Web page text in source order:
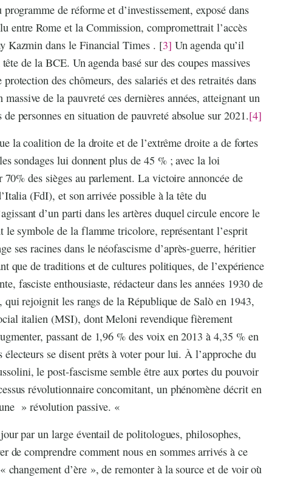
de réforme et d’investissement, exposé dans
entre Rome et la Commission, compromettrait l’accès
Kazmin dans le Financial Times . [3] Un agenda qu’il
de la BCE. Un agenda basé sur des coupes massives
des chômeurs, des salariés et des retraités dans
de la pauvreté ces dernières années, atteignant un
personnes en situation de pauvreté absolue sur 2021.[4]
la coalition de la droite et de l’extrême droite a de fortes
sondages lui donnent plus de 45 % ; avec la loi
des sièges au parlement. La victoire annoncée de
(FdI), et son arrivée possible à la tête du
d’un parti dans les artères duquel circule encore le
symbole de la flamme tricolore, représentant l’esprit
ses racines dans le néofascisme d’après-guerre, héritier
que de traditions et de cultures politiques, de l’expérience
fasciste enthousiaste, rédacteur dans les années 1930 de
rejoignit les rangs de la République de Salò en 1943,
italien (MSI), dont Meloni revendique fièrement
passant de 1,96 % des voix en 2013 à 4,35 % en
se disent prêts à voter pour lui. À l’approche du
le post-fascisme semble être aux portes du pouvoir
révolutionnaire concomitant, un phénomène décrit en
» révolution passive. «
par un large éventail de politologues, philosophes,
de comprendre comment nous en sommes arrivés à ce
changement d’ère », de remonter à la source et de voir où